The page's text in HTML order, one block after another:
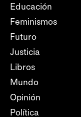
Educación
Feminismos
Futuro
Justicia
Libros
Mundo
Opinión
Política